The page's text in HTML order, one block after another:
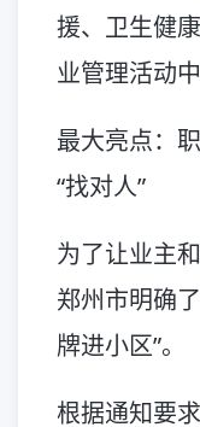
援、卫生健
业管理活动
最大亮点：
“找对人”
为了让业主
郑州市明确
牌进小区”。
根据通知要